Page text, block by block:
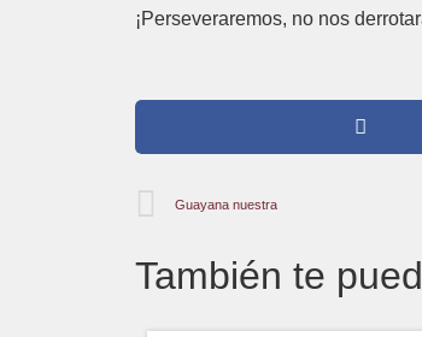
¡Perseveraremos, no nos
Guayana nuestra
También te